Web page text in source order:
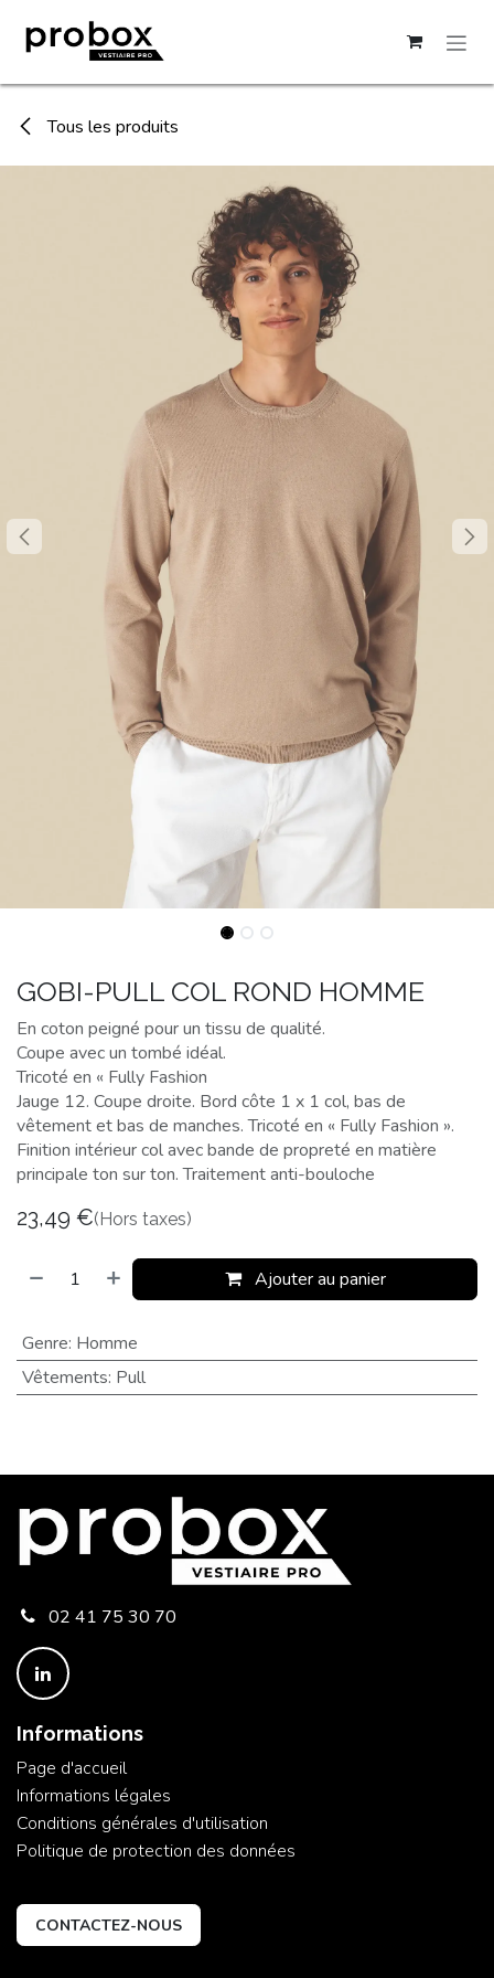
Tous les produits
GOBI-PULL COL ROND HOMME
En coton peigné pour un tissu de qualité.
Coupe avec un tombé idéal.
Tricoté en « Fully Fashion
Jauge 12. Coupe droite. Bord côte 1 x 1 col, bas de
vêtement et bas de manches. Tricoté en « Fully Fashion ».
Finition intérieur col avec bande de propreté en matière
principale ton sur ton. Traitement anti-bouloche
23,49 €(Hors taxes)
Ajouter au panier
Genre: Homme
Vêtements: Pull
02 41 75 30 70
Informations
Page d'accueil
Informations légales
Conditions générales d'utilisation
Politique de protection des données
CONTACTEZ-NOUS